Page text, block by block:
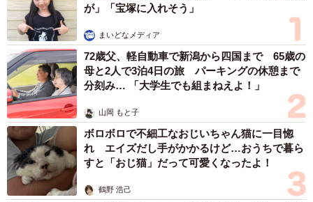
が」「宝塚に入れそう」
まいどなメディア
72歳父、軽自動車で新潟から四国まで 65歳の
母と2人で3泊4日の旅 パーキングの休憩まで
分刻み… 「大学生でも組まねえよ！」
山岡 もと子
ボロボロで不細工なおじいちゃん猫に一目惚
れ エイズだし手がかかるけど…おうちで暮ら
すと「おじ猫」だって可愛くなったよ！
鶴野 浩己